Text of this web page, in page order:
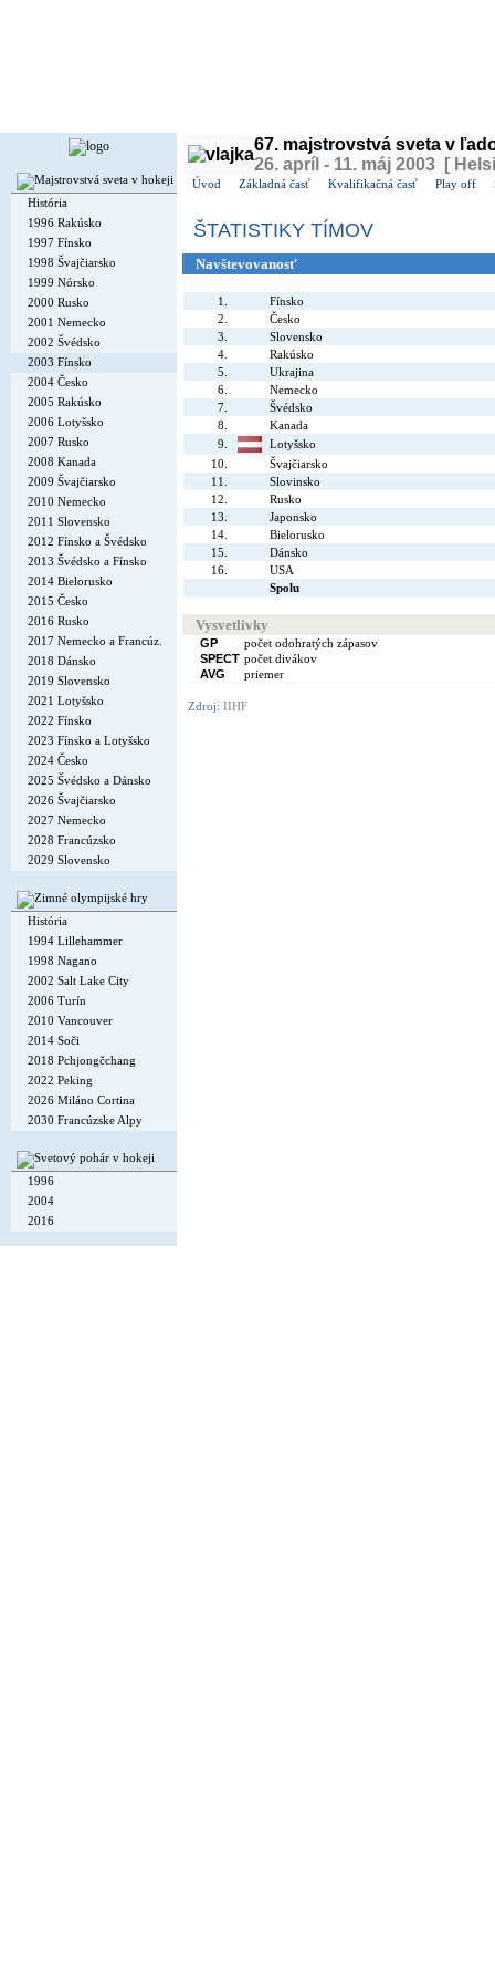
História
1996 Rakúsko
1997 Fínsko
1998 Švajčiarsko
1999 Nórsko
2000 Rusko
2001 Nemecko
2002 Švédsko
2003 Fínsko
2004 Česko
2005 Rakúsko
2006 Lotyšsko
2007 Rusko
2008 Kanada
2009 Švajčiarsko
2010 Nemecko
2011 Slovensko
2012 Fínsko a Švédsko
2013 Švédsko a Fínsko
2014 Bielorusko
2015 Česko
2016 Rusko
2017 Nemecko a Francúz.
2018 Dánsko
2019 Slovensko
2021 Lotyšsko
2022 Fínsko
2023 Fínsko a Lotyšsko
2024 Česko
2025 Švédsko a Dánsko
2026 Švajčiarsko
2027 Nemecko
2028 Francúzsko
2029 Slovensko
História
1994 Lillehammer
1998 Nagano
2002 Salt Lake City
2006 Turín
2010 Vancouver
2014 Soči
2018 Pchjongčchang
2022 Peking
2026 Miláno Cortina
2030 Francúzske Alpy
1996
2004
2016
67. majstrovstvá sveta v
26. apríl - 11. máj 2003 [
Úvod Základná časť Kvalifikačná časť Play off
ŠTATISTIKY TÍMOV
Navštevovanosť
1.
Fínsko
2.
Česko
3.
Slovensko
4.
Rakúsko
5.
Ukrajina
6.
Nemecko
7.
Švédsko
8.
Kanada
9.
Lotyšsko
10.
Švajčiarsko
11.
Slovinsko
12.
Rusko
13.
Japonsko
14.
Bielorusko
15.
Dánsko
16.
USA
Spolu
Vysvetlivky
GP
počet odohratých zápasov
SPECT počet divákov
AVG
priemer
Zdroj: IIHF